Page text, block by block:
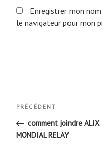
Enregistrer mon
le navigateur pour mon
Navigation
de
l’article
Article
précédent
PRÉCÉDENT
comment joindre ALIX
MONDIAL RELAY